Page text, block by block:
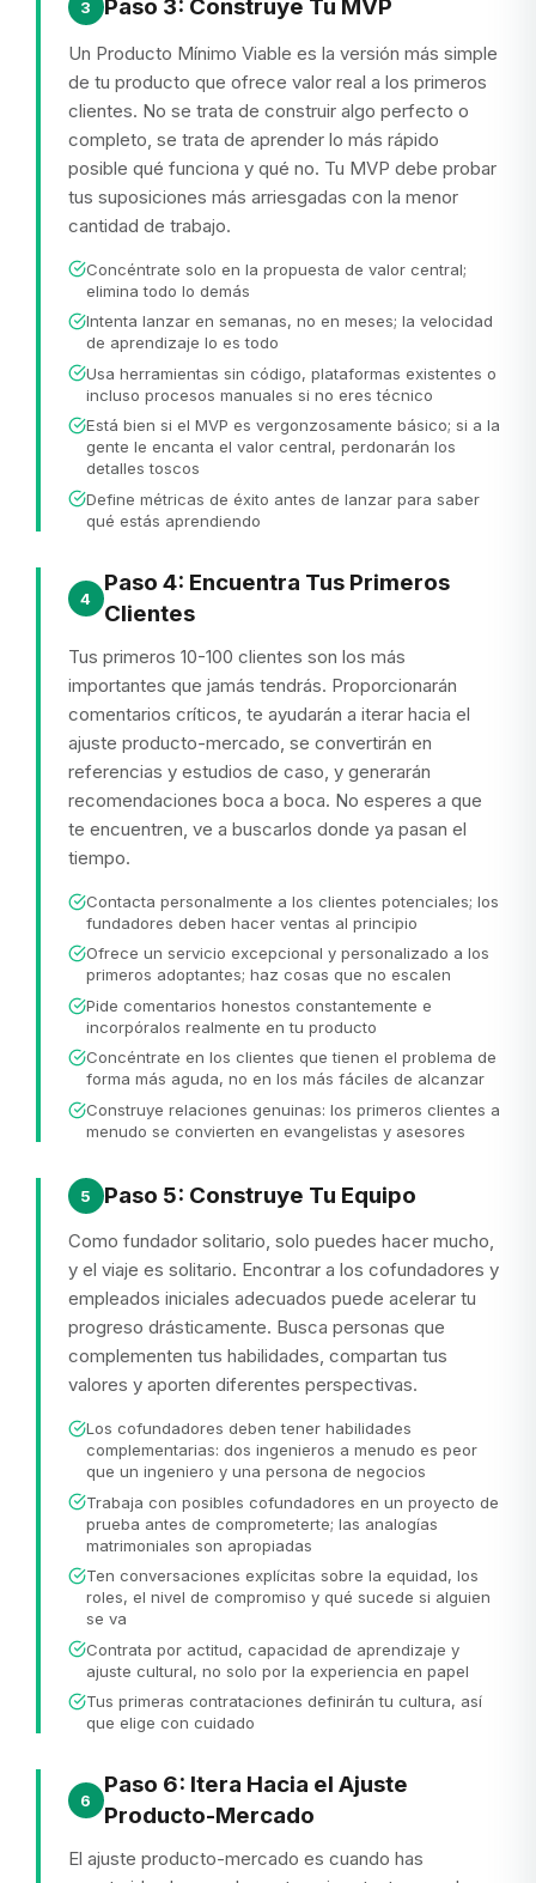
3 Paso 3: Construye Tu MVP
Un Producto Mínimo Viable es la versión más simple
de tu producto que ofrece valor real a los primeros
clientes. No se trata de construir algo perfecto o
completo, se trata de aprender lo más rápido
posible qué funciona y qué no. Tu MVP debe probar
tus suposiciones más arriesgadas con la menor
cantidad de trabajo.
Concéntrate solo en la propuesta de valor central;
elimina todo lo demás
Intenta lanzar en semanas, no en meses; la velocidad
de aprendizaje lo es todo
Usa herramientas sin código, plataformas existentes o
incluso procesos manuales si no eres técnico
Está bien si el MVP es vergonzosamente básico; si a la
gente le encanta el valor central, perdonarán los
detalles toscos
Define métricas de éxito antes de lanzar para saber
qué estás aprendiendo
4
Paso 4: Encuentra Tus Primeros
Clientes
Tus primeros 10-100 clientes son los más
importantes que jamás tendrás. Proporcionarán
comentarios críticos, te ayudarán a iterar hacia el
ajuste producto-mercado, se convertirán en
referencias y estudios de caso, y generarán
recomendaciones boca a boca. No esperes a que
te encuentren, ve a buscarlos donde ya pasan el
tiempo.
Contacta personalmente a los clientes potenciales; los
fundadores deben hacer ventas al principio
Ofrece un servicio excepcional y personalizado a los
primeros adoptantes; haz cosas que no escalen
Pide comentarios honestos constantemente e
incorpóralos realmente en tu producto
Concéntrate en los clientes que tienen el problema de
forma más aguda, no en los más fáciles de alcanzar
Construye relaciones genuinas: los primeros clientes a
menudo se convierten en evangelistas y asesores
5 Paso 5: Construye Tu Equipo
Como fundador solitario, solo puedes hacer mucho,
y el viaje es solitario. Encontrar a los cofundadores y
empleados iniciales adecuados puede acelerar tu
progreso drásticamente. Busca personas que
complementen tus habilidades, compartan tus
valores y aporten diferentes perspectivas.
Los cofundadores deben tener habilidades
complementarias: dos ingenieros a menudo es peor
que un ingeniero y una persona de negocios
Trabaja con posibles cofundadores en un proyecto de
prueba antes de comprometerte; las analogías
matrimoniales son apropiadas
Ten conversaciones explícitas sobre la equidad, los
roles, el nivel de compromiso y qué sucede si alguien
se va
Contrata por actitud, capacidad de aprendizaje y
ajuste cultural, no solo por la experiencia en papel
Tus primeras contrataciones definirán tu cultura, así
que elige con cuidado
6
Paso 6: Itera Hacia el Ajuste
Producto-Mercado
El ajuste producto-mercado es cuando has